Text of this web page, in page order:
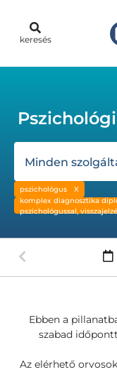
keresés
Minden
pszichológus
komplex diagnosztika
pszichológussal,
Ebben a
szabad
Az elérhető